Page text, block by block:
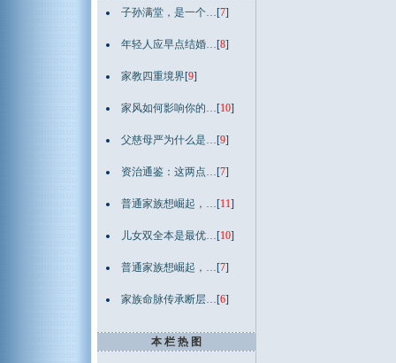
子孙满堂，是一个…[7]
年轻人应早点结婚…[8]
家教四重境界[9]
家风如何影响你的…[10]
父慈母严为什么是…[9]
资治通鉴：这两点…[7]
普通家族想崛起，…[11]
儿女双全本是最优…[10]
普通家族想崛起，…[7]
家族命脉传承断层…[6]
本 栏 热 图